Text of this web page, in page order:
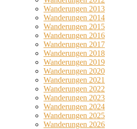
Wanderungen 2013
Wanderungen 2014
Wanderungen 2015
Wanderungen 2016
Wanderungen 2017
Wanderungen 2018
Wanderungen 2019
Wanderungen 2020
Wanderungen 2021
Wanderungen 2022
Wanderungen 2023
Wanderungen 2024
Wanderungen 2025
Wanderungen 2026